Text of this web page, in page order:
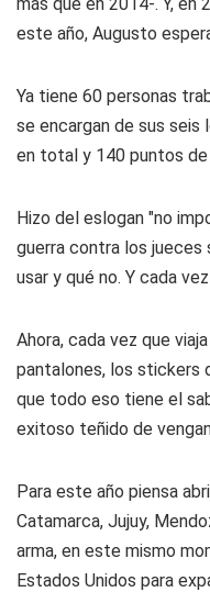
este año, Augusto
Ya tiene 60 personas
se encargan de sus
en total y 140 puntos de
Hizo del eslogan "no
guerra contra los jueces
usar y qué no. Y cada
Ahora, cada vez que
pantalones, los stickers
que todo eso tiene el
exitoso teñido de
Para este año piensa
Catamarca, Jujuy,
arma, en este mismo
Estados Unidos para